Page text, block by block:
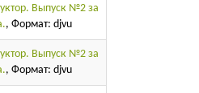
Выпуск №2 за
, Формат: djvu
Выпуск №2 за
, Формат: djvu